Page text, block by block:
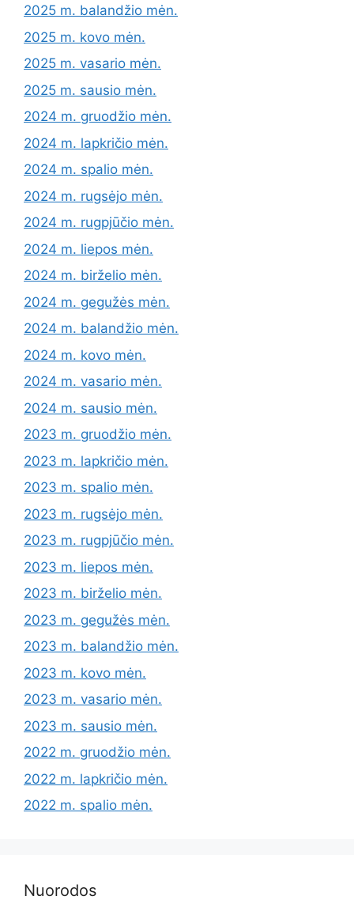
2025 m. balandžio mėn.
2025 m. kovo mėn.
2025 m. vasario mėn.
2025 m. sausio mėn.
2024 m. gruodžio mėn.
2024 m. lapkričio mėn.
2024 m. spalio mėn.
2024 m. rugsėjo mėn.
2024 m. rugpjūčio mėn.
2024 m. liepos mėn.
2024 m. birželio mėn.
2024 m. gegužės mėn.
2024 m. balandžio mėn.
2024 m. kovo mėn.
2024 m. vasario mėn.
2024 m. sausio mėn.
2023 m. gruodžio mėn.
2023 m. lapkričio mėn.
2023 m. spalio mėn.
2023 m. rugsėjo mėn.
2023 m. rugpjūčio mėn.
2023 m. liepos mėn.
2023 m. birželio mėn.
2023 m. gegužės mėn.
2023 m. balandžio mėn.
2023 m. kovo mėn.
2023 m. vasario mėn.
2023 m. sausio mėn.
2022 m. gruodžio mėn.
2022 m. lapkričio mėn.
2022 m. spalio mėn.
Nuorodos